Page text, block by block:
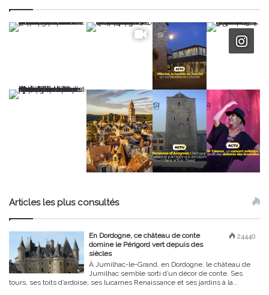
Articles les plus consultés
24440
En Dordogne, ce château de conte
domine le Périgord vert depuis des
siècles
À Jumilhac-le-Grand, en Dordogne, le château de
Jumilhac semble sorti d’un décor de conte. Ses
tours, ses toits d’ardoise, ses lucarnes Renaissance et ses jardins à la...